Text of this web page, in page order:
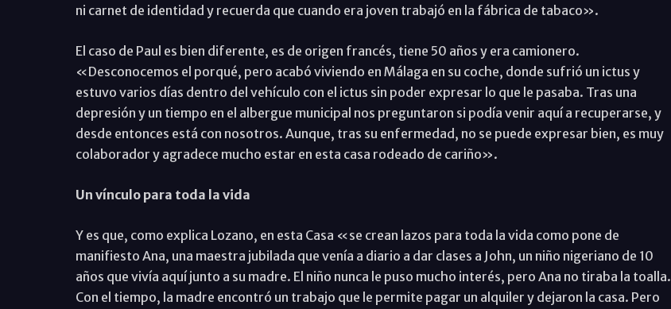
ni carnet de identidad y recuerda que cuando era joven trabajó en la fábrica de tabaco».
El caso de Paul es bien diferente, es de origen francés, tiene 50 años y era camionero.
«Desconocemos el porqué, pero acabó viviendo en Málaga en su coche, donde sufrió un ictus y
estuvo varios días dentro del vehículo con el ictus sin poder expresar lo que le pasaba. Tras una
depresión y un tiempo en el albergue municipal nos preguntaron si podía venir aquí a recuperarse, y
desde entonces está con nosotros. Aunque, tras su enfermedad, no se puede expresar bien, es muy
colaborador y agradece mucho estar en esta casa rodeado de cariño».
Un vínculo para toda la vida
Y es que, como explica Lozano, en esta Casa «se crean lazos para toda la vida como pone de
manifiesto Ana, una maestra jubilada que venía a diario a dar clases a John, un niño nigeriano de 10
años que vivía aquí junto a su madre. El niño nunca le puso mucho interés, pero Ana no tiraba la toalla.
Con el tiempo, la madre encontró un trabajo que le permite pagar un alquiler y dejaron la casa. Pero